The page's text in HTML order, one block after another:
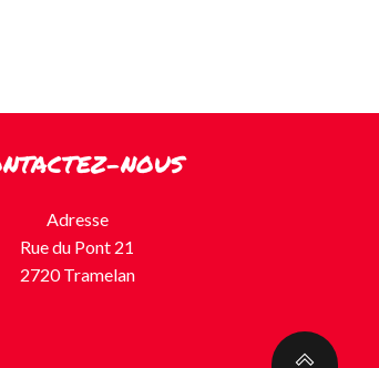
NOUS
Adresse
Rue du Pont 21
2720 Tramelan